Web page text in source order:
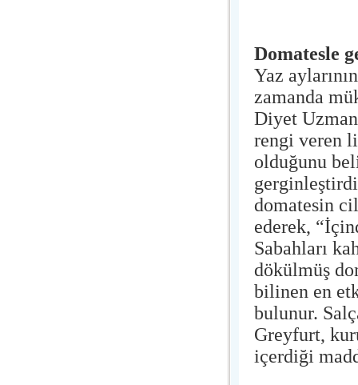
Domatesle
Yaz
zamanda
Diyet
rengi veren
olduğunu
domatesin
ederek,
Sabahları
dökülmüş
bilinen en
bulunur.
Greyfurt,
içerdiği